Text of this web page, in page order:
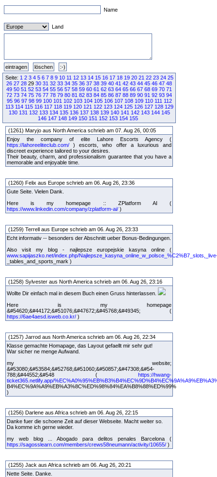
Name
Land
Seite: 1 2 3 4 5 6 7 8 9 10 11 12 13 14 15 16 17 18 19 20 21 22 23 24 25
26 27 28 29 30 31 32 33 34 35 36 37 38 39 40 41 42 43 44 45 46 47 48
49 50 51 52 53 54 55 56 57 58 59 60 61 62 63 64 65 66 67 68 69 70 71
72 73 74 75 76 77 78 79 80 81 82 83 84 85 86 87 88 89 90 91 92 93 94
95 96 97 98 99 100 101 102 103 104 105 106 107 108 109 110 111 112
113 114 115 116 117 118 119 120 121 122 123 124 125 126 127 128 129
130 131 132 133 134 135 136 137 138 139 140 141 142 143 144 145
146 147 148 149 150 151 152 153 154 155
(1261) Maryjo aus North America schrieb am 07. Aug 26, 00:05
Enjoy the company of elite Lahore Escorts Agency (
https://lahoreeliteclub.com/ ) escorts, who offer a luxurious and
discreet experience tailored to your desires.
Their beauty, charm, and professionalism guarantee that you have a
memorable and enjoyable time.
(1260) Felix aus Europe schrieb am 06. Aug 26, 23:36
Gute Seite. Vielen Dank.
Here is my homepage :: ZPlatform AI (
https://www.linkedin.com/company/zplatform-ai/ )
(1259) Terrell aus Europe schrieb am 06. Aug 26, 23:33
Echt informativ -- besonders der Abschnitt ueber Bonus-Bedingungen.
Also visit my blog - najlepsze europejskie kasyna online (
www.sapijaszko.net/index.php/
_tables_and_sports_mark )
(1258) Sylvester aus North America schrieb am 06. Aug 26, 23:16
Wollte Dir einfach mal in diesem Buch einen Gruss hinterlassen.
Here is my homepage
&#54620;&#44172;&#51076;&#47672;&#45768;&#49345; (
https://6ae4aesd.isweb.co.kr/ )
(1257) Jarrod aus North America schrieb am 06. Aug 26, 22:34
Klasse gemachte Homapage, das Layout gefaellt mir sehr gut!
War sicher ne menge Aufwand.
my website;
&#53080;&#53584;&#52768;&#51060;&#50857;&#47308;&#54-
788;&#44552;&#548 ( https://hwang-
ticket365.netlify.app/
B4%EC%9A%A9%EB%A3%8C%ED%98%84%EA%B8%88%ED%99%
)
(1256) Darlene aus Africa schrieb am 06. Aug 26, 22:15
Danke fuer die schoene Zeit auf dieser Webseite. Macht weiter so.
Da komme ich gerne wieder.
my web blog ... Abogado para delitos penales Barcelona (
https://sagosslearn.com/members/crews58neumann/activity/10655/ )
(1255) Jack aus Africa schrieb am 06. Aug 26, 20:21
Nette Seite. Danke.